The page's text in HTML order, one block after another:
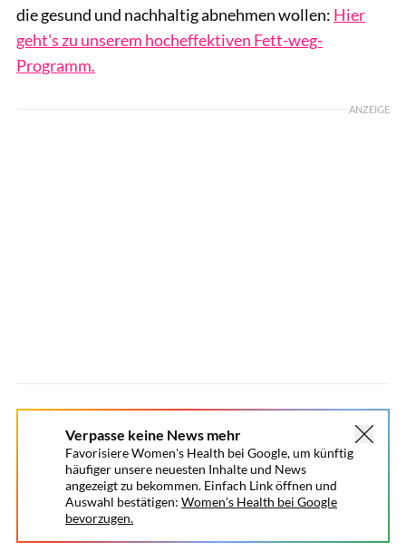
die gesund und nachhaltig abnehmen wollen: Hier
geht's zu unserem hocheffektiven Fett-weg-
Programm.
ANZEIGE
Verpasse keine News mehr
Favorisiere Women's Health bei Google, um künftig
häufiger unsere neuesten Inhalte und News
angezeigt zu bekommen. Einfach Link öffnen und
Auswahl bestätigen: Women's Health bei Google
bevorzugen.